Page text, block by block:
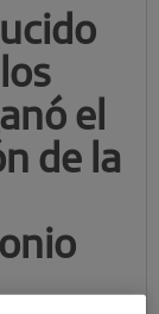
el
de la